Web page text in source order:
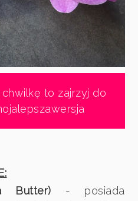
to zajrzyj do
Butter) - posiada